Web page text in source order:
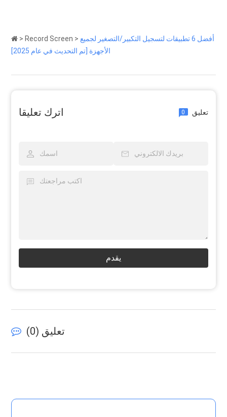
> Record Screen > أفضل 6 تطبيقات لتسجيل التكبير/التصغير لجميع
الأجهزة [تم التحديث في عام 2025]
اترك تعليقا 0 تعليق
يقدم
تعليق ( 0
)